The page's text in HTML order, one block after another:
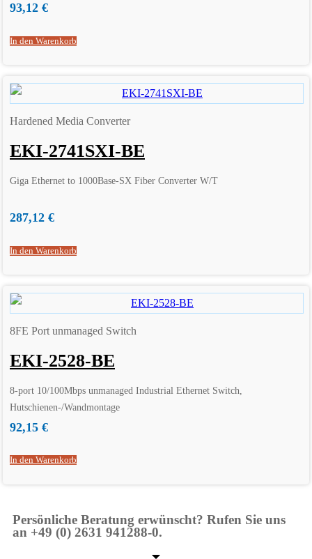
93,12 €
In den Warenkorb
Hardened Media Converter
EKI-2741SXI-BE
Giga Ethernet to 1000Base-SX Fiber Converter W/T
287,12 €
In den Warenkorb
8FE Port unmanaged Switch
EKI-2528-BE
8-port 10/100Mbps unmanaged Industrial Ethernet Switch,
Hutschienen-/Wandmontage
92,15 €
In den Warenkorb
Persönliche Beratung erwünscht? Rufen Sie uns
an +49 (0) 2631 941288-0.